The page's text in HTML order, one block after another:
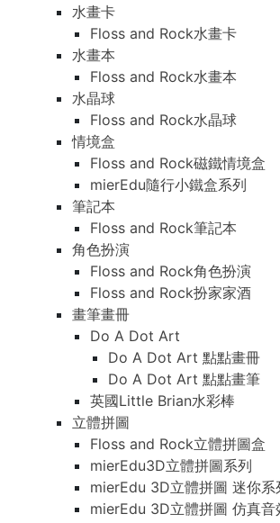
水畫卡
Floss and Rock水畫卡
水畫本
Floss and Rock水畫本
水晶球
Floss and Rock水晶球
情境盒
Floss and Rock磁鐵情境盒
mierEdu隨行小鐵盒系列
筆記本
Floss and Rock筆記本
角色扮演
Floss and Rock角色扮演
Floss and Rock扮家家酒
畫筆畫冊
Do A Dot Art
Do A Dot Art 點點畫冊
Do A Dot Art 點點畫筆
英國Little Brian水彩棒
立體拼圖
Floss and Rock立體拼圖盒
mierEdu3D立體拼圖系列
mierEdu 3D立體拼圖 迷你系
mierEdu 3D立體拼圖 仿真音